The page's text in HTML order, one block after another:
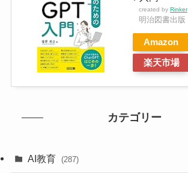
created by Rinker
明治図書出版
Amazon
楽天市場
カテゴリー
AI教育 (287)